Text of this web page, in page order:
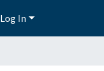
Log In